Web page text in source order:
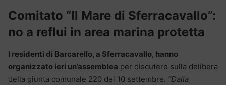
Comitato “Il Mare di Sferracavallo”:
no a reflui in area marina protetta
I residenti di Barcarello, a Sferracavallo, hanno
organizzato ieri un’assemblea per discutere sulla delibera
della giunta comunale 220 del 10 settembre. “Dalla